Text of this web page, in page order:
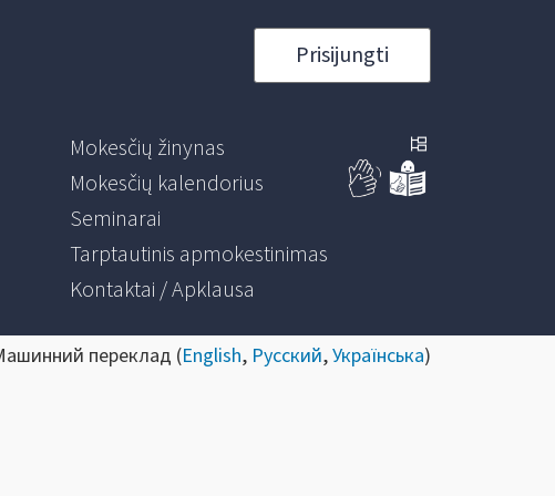
Prisijungti
Mokesčių žinynas
Mokesčių kalendorius
Seminarai
Tarptautinis apmokestinimas
Kontaktai / Apklausa
переклад (English, Русский,Українська)